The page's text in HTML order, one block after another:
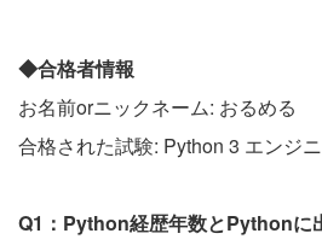
◆合格者情報
お名前orニックネーム: おるめる
合格された試験: Python 3 エンジ
Q1：Python経歴年数とPythonに